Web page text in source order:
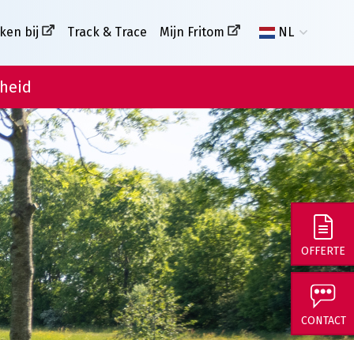
bij Track & Trace Mijn Fritom NL
OFFERTE
CONTACT